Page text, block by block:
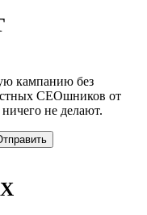
кампанию без
СЕОшников от
не делают.